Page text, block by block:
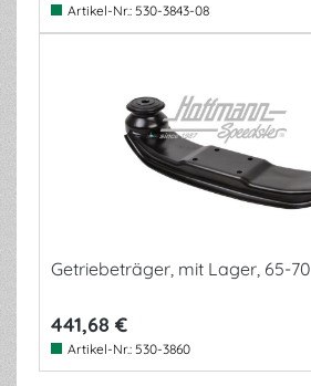
Artikel-Nr.: 530-3843-08
Getriebeträger, mit Lager, 65-70
441,68 €
Artikel-Nr.: 530-3860